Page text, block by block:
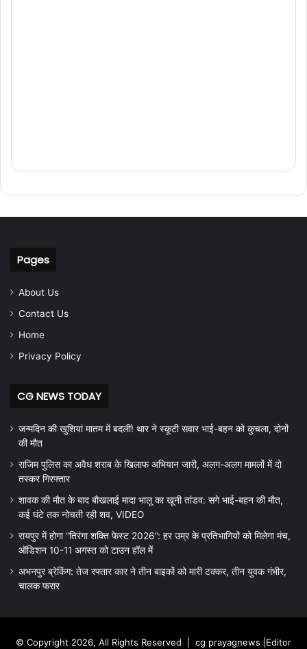
Pages
About Us
Contact Us
Home
Privacy Policy
CG NEWS TODAY
जन्मदिन की खुशियां मातम में बदलीं! थार ने स्कूटी सवार भाई-बहन को कुचला, दोनों
की मौत
राजिम पुलिस का अवैध शराब के खिलाफ अभियान जारी, अलग-अलग मामलों में दो
तस्कर गिरफ्तार
शावक की मौत के बाद बौखलाई मादा भालू का खूनी तांडव: सगे भाई-बहन की मौत,
कई घंटे तक नोचती रही शव, VIDEO
रायपुर में होगा “तिरंगा शक्ति फेस्ट 2026”: हर उम्र के प्रतिभागियों को मिलेगा मंच,
ऑडिशन 10-11 अगस्त को टाउन हॉल में
अभनपुर ब्रेकिंग: तेज रफ्तार कार ने तीन बाइकों को मारी टक्कर, तीन युवक गंभीर,
चालक फरार
© Copyright 2026, All Rights Reserved | cg prayagnews |Editor